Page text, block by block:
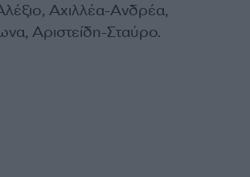
Αχιλλέα-Ανδρέα,
Αριστείδη-Σταύρο.